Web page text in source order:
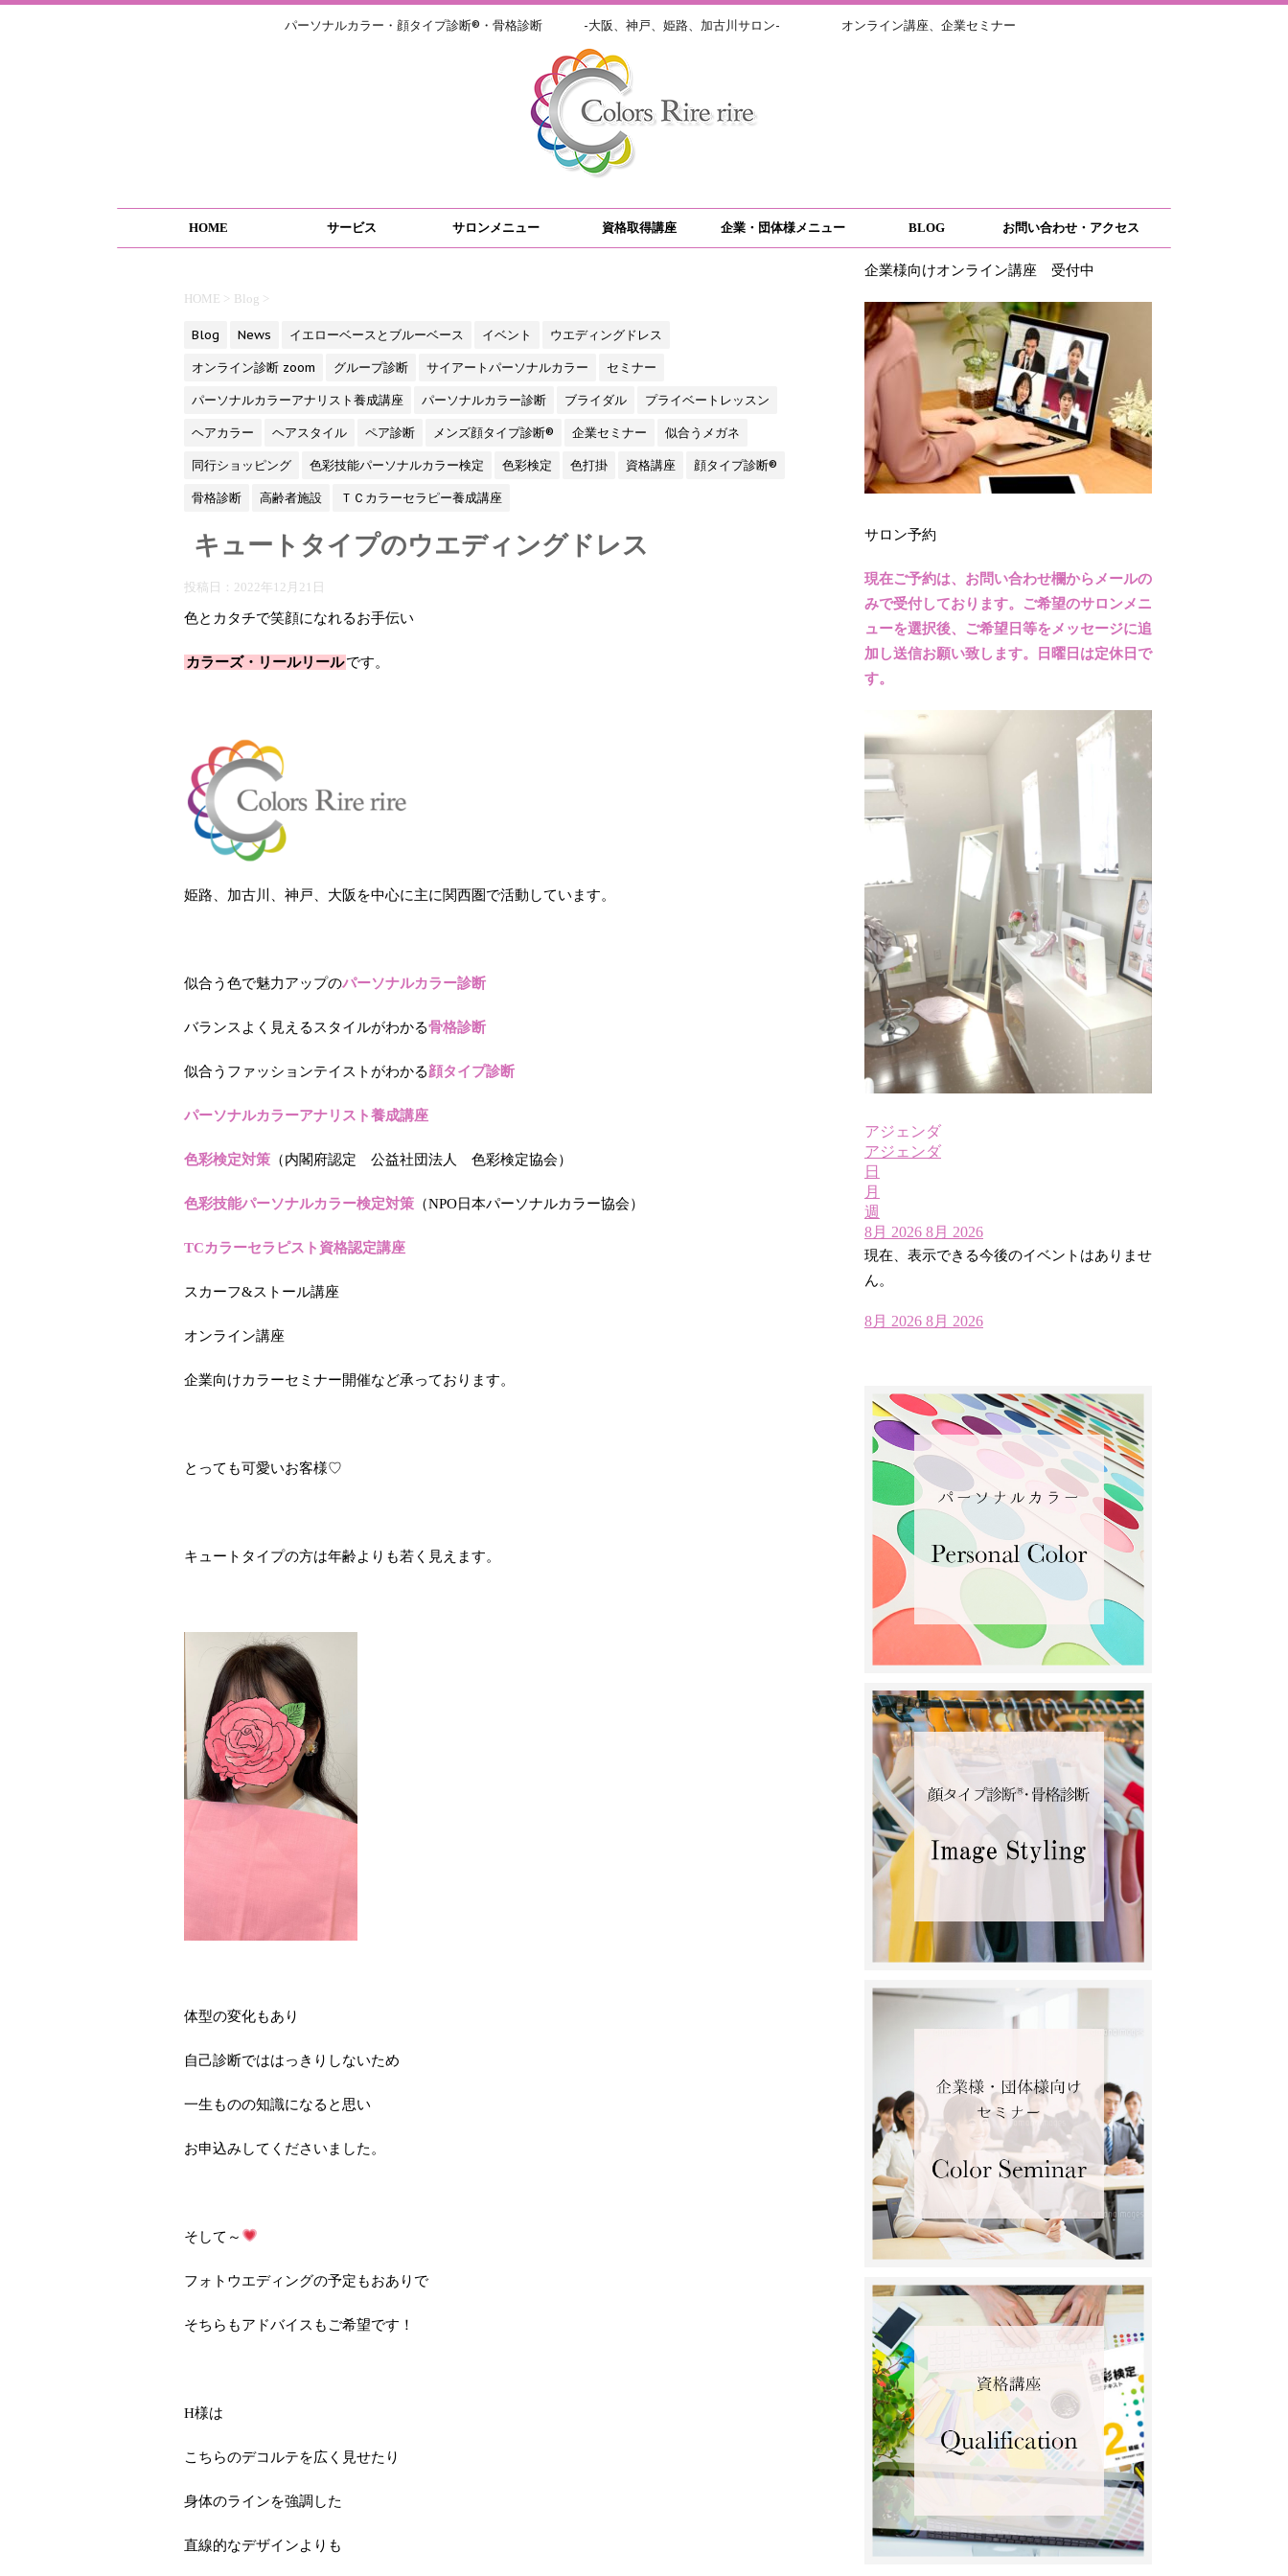
パーソナルカラー・顔タイプ診断®・骨格診断 -大阪、神戸、姫路、加古川サロン- オンライン講座、企業セミナー
HOME サービス サロンメニュー 資格取得講座 企業・団体様メニュー BLOG お問い合わせ・アクセス
HOME > Blog >
Blog News イエローベースとブルーベース イベント
ウエディングドレス
オンライン診断 zoom
グループ診断 サイアートパーソナルカラー
セミナー
パーソナルカラーアナリスト養成講座
パーソナルカラー診断 ブライダル
プライベートレッスン
ヘアカラー
ヘアスタイル ペア診断 メンズ顔タイプ診断® 企業セミナー
似合うメガネ
同行ショッピング
色彩技能パーソナルカラー検定 色彩検定 色打掛 資格講座
顔タイプ診断®
骨格診断
高齢者施設 ＴＣカラーセラピー養成講座
キュートタイプのウエディングドレス
投稿日： 2022年12月21日
色とカタチで笑顔になれるお手伝い
カラーズ・リールリールです。
姫路、加古川、神戸、大阪を中心に主に関西圏で活動しています。
似合う色で魅力アップのパーソナルカラー診断
バランスよく見えるスタイルがわかる骨格診断
似合うファッションテイストがわかる顔タイプ診断
パーソナルカラーアナリスト養成講座
色彩検定対策 （内閣府認定 公益社団法人 色彩検定協会）
色彩技能パーソナルカラー検定対策 （NPO日本パーソナルカラー協会）
TCカラーセラピスト資格認定講座
スカーフ&ストール講座
オンライン講座
企業向けカラーセミナー開催など承っております。
とっても可愛いお客様♡
キュートタイプの方は年齢よりも若く見えます。
体型の変化もあり
自己診断でははっきりしないため
一生ものの知識になると思い
お申込みしてくださいました。
そして～
フォトウエディングの予定もおありで
そちらもアドバイスもご希望です！
H様は
こちらのデコルテを広く見せたり
身体のラインを強調した
直線的なデザインよりも
企業様向けオンライン講座 受付中
サロン予約
現在ご予約は、お問い合わせ欄からメールの
みで受付しております。ご希望のサロンメニ
ューを選択後、ご希望日等をメッセージに追
加し送信お願い致します。日曜日は定休日で
す。
アジェンダ
アジェンダ
日
月
週
8月 2026 8月 2026
現在、表示できる今後のイベントはありませ
ん。
8月 2026 8月 2026